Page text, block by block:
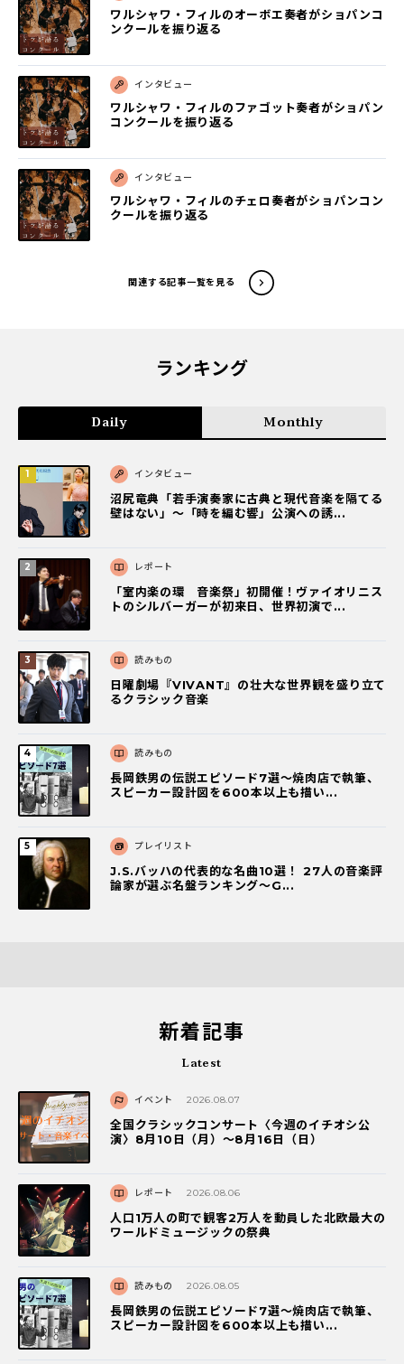
ワルシャワ・フィルのオーボエ奏者がショパンコ
ンクールを振り返る
インタビュー
ワルシャワ・フィルのファゴット奏者がショパン
コンクールを振り返る
インタビュー
ワルシャワ・フィルのチェロ奏者がショパンコン
クールを振り返る
関連する記事一覧を見る
ランキング
Daily Monthly
インタビュー
沼尻竜典「若手演奏家に古典と現代音楽を隔てる
壁はない」～「時を編む響」公演への誘...
レポート
「室内楽の環 音楽祭」初開催！ヴァイオリニス
トのシルバーガーが初来日、世界初演で...
読みもの
日曜劇場『VIVANT』の壮大な世界観を盛り立て
るクラシック音楽
読みもの
長岡鉄男の伝説エピソード7選〜焼肉店で執筆、
スピーカー設計図を600本以上も描い...
プレイリスト
J.S.バッハの代表的な名曲10選！ 27人の音楽評
論家が選ぶ名盤ランキング〜G...
新着記事
Latest
イベント 2026.08.07
全国クラシックコンサート〈今週のイチオシ公
演〉8月10日（月）～8月16日（日）
レポート 2026.08.06
人口1万人の町で観客2万人を動員した北欧最大の
ワールドミュージックの祭典
読みもの 2026.08.05
長岡鉄男の伝説エピソード7選〜焼肉店で執筆、
スピーカー設計図を600本以上も描い...